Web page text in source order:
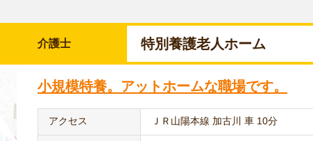
介護士 特別養護老人ホーム
小規模特養。アットホームな職場です。
アクセス ＪＲ山陽本線 加古川 車 10分